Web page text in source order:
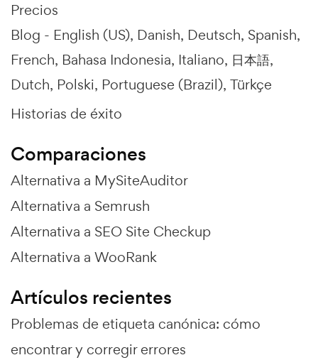
Precios
Blog - English (US) Danish Deutsch Spanish
French Bahasa Indonesia Italiano 日本語
Dutch Polski Portuguese (Brazil) Türkçe
Historias de éxito
Comparaciones
Alternativa a MySiteAuditor
Alternativa a Semrush
Alternativa a SEO Site Checkup
Alternativa a WooRank
Artículos recientes
Problemas de etiqueta canónica: cómo
encontrar y corregir errores